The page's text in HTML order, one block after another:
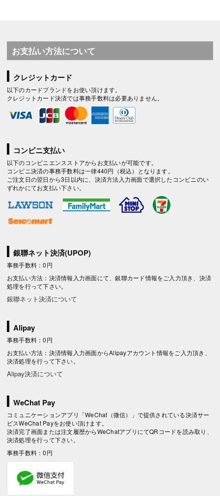
お支払い方法について
クレジットカード
以下のカードブランドをお使い頂けます。
クレジットカード決済では事務手数料は必要ありません。
コンビニ支払い
以下のコンビニエンスストアからお支払いが可能です。
コンビニ決済の事務手数料は一律440円（税込）となります。
ご注文日の翌日から3日以内に、決済方法入力画面で選択したコンビニのい
ずれかにてお支払い下さい。
銀聯ネット決済(UPOP)
事務手数料：0円
お支払い方法：決済情報入力画面にて、銀聯カード情報をご入力頂き、決済
処理を行って下さい。
銀聯ネット決済について
Alipay
事務手数料：0円
お支払い方法：決済情報入力画面からAlipayアカウント情報をご入力頂き、
決済処理を行って下さい。
Alipay決済について
WeChat Pay
コミュニケーションアプリ「WeChat（微信）」で提供されている決済サー
ビスWeChat Payをお使い頂けます。
決済完了画面または注文履歴からWeChatアプリにてQRコードを読み取り、
決済処理を行って下さい。
事務手数料：0円